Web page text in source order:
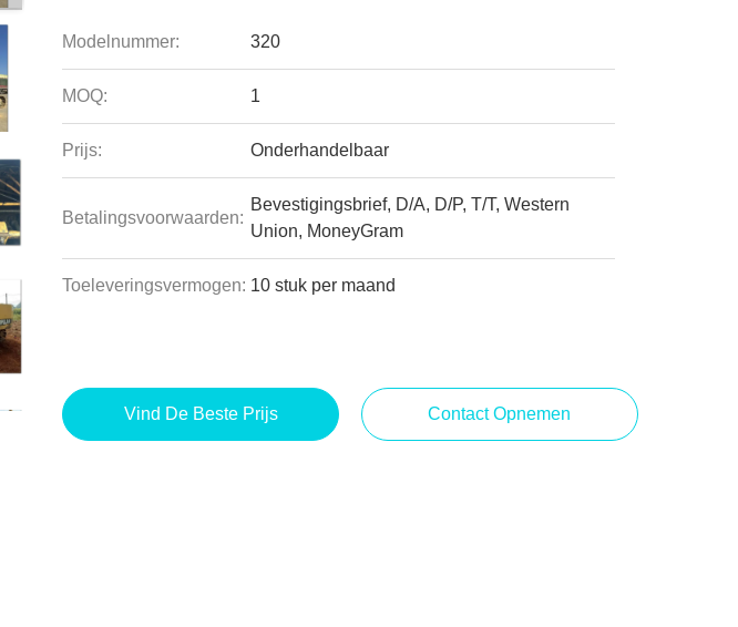
Modelnummer: 320
MOQ: 1
Prijs: Onderhandelbaar
Betalingsvoorwaarden:
Bevestigingsbrief, D/A, D/P, T/T, Western
Union, MoneyGram
Toeleveringsvermogen: 10 stuk per maand
Vind De Beste Prijs Contact Opnemen